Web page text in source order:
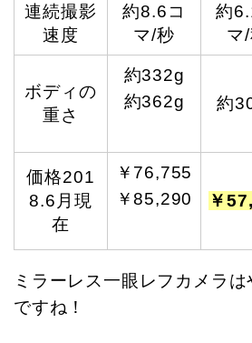
連続撮影
速度
約8.6コ
マ/秒
約
マ
ボディの
重さ
約332g
約362g
約
価格201
8.6月現
在
￥76,755
￥85,290
￥
ミラーレス一眼レフカメラ
ですね！